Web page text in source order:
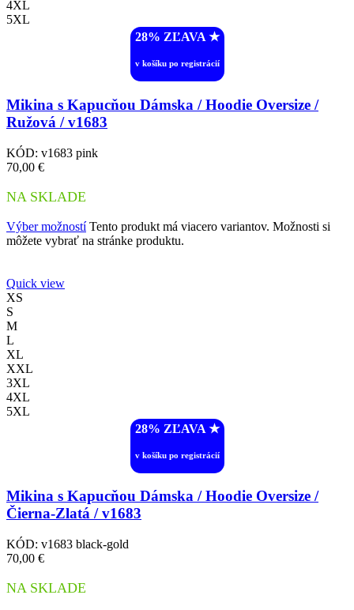
4XL
5XL
28% ZĽAVA ︎★
v košíku po registrácií
Mikina s Kapucňou Dámska / Hoodie Oversize /
Ružová / v1683
KÓD: v1683 pink
70,00 €
NA SKLADE
Výber možností Tento produkt má viacero variantov. Možnosti si
môžete vybrať na stránke produktu.
Quick view
XS
S
M
L
XL
XXL
3XL
4XL
5XL
28% ZĽAVA ︎★
v košíku po registrácií
Mikina s Kapucňou Dámska / Hoodie Oversize /
Čierna-Zlatá / v1683
KÓD: v1683 black-gold
70,00 €
NA SKLADE